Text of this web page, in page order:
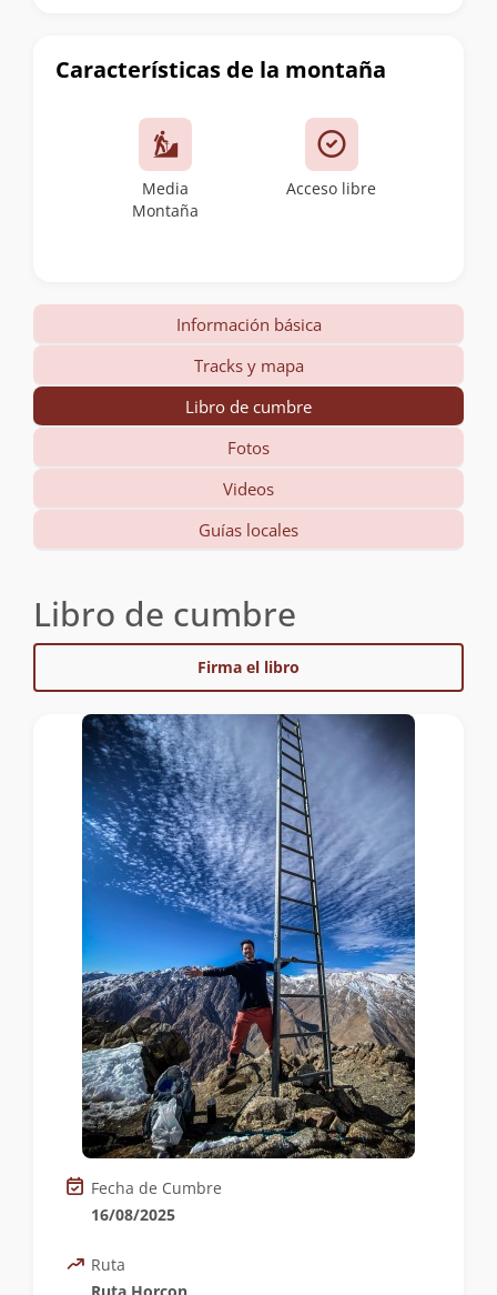
Características de la montaña
Media
Montaña
Acceso libre
Información básica
Tracks y mapa
Libro de cumbre
Fotos
Videos
Guías locales
Libro de cumbre
Firma el libro
Fecha de Cumbre
16/08/2025
Ruta